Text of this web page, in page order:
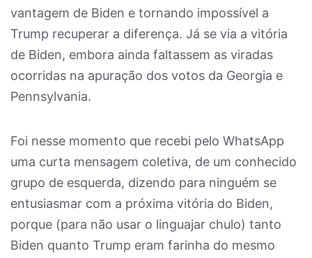
vantagem de Biden e tornando impossível a
Trump recuperar a diferença. Já se via a vitória
de Biden, embora ainda faltassem as viradas
ocorridas na apuração dos votos da Georgia e
Pennsylvania.
Foi nesse momento que recebi pelo WhatsApp
uma curta mensagem coletiva, de um conhecido
grupo de esquerda, dizendo para ninguém se
entusiasmar com a próxima vitória do Biden,
porque (para não usar o linguajar chulo) tanto
Biden quanto Trump eram farinha do mesmo